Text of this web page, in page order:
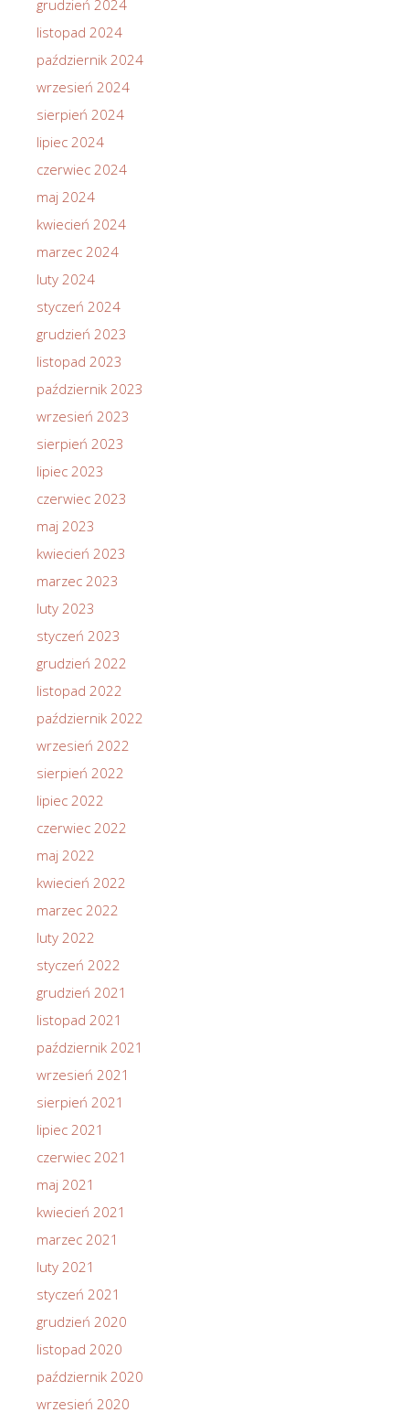
grudzień 2024
listopad 2024
październik 2024
wrzesień 2024
sierpień 2024
lipiec 2024
czerwiec 2024
maj 2024
kwiecień 2024
marzec 2024
luty 2024
styczeń 2024
grudzień 2023
listopad 2023
październik 2023
wrzesień 2023
sierpień 2023
lipiec 2023
czerwiec 2023
maj 2023
kwiecień 2023
marzec 2023
luty 2023
styczeń 2023
grudzień 2022
listopad 2022
październik 2022
wrzesień 2022
sierpień 2022
lipiec 2022
czerwiec 2022
maj 2022
kwiecień 2022
marzec 2022
luty 2022
styczeń 2022
grudzień 2021
listopad 2021
październik 2021
wrzesień 2021
sierpień 2021
lipiec 2021
czerwiec 2021
maj 2021
kwiecień 2021
marzec 2021
luty 2021
styczeń 2021
grudzień 2020
listopad 2020
październik 2020
wrzesień 2020